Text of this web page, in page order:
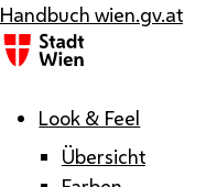
Handbuch wien.gv.at
Look & Feel
Übersicht